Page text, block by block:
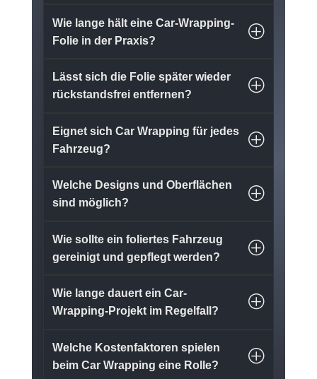
Wie lange hält eine Car-Wrapping-
Folie in der Praxis?
Lässt sich die Folie später wieder
rückstandsfrei entfernen?
Eignet sich Car Wrapping für jedes
Fahrzeug?
Welche Designs und Oberflächen
sind möglich?
Wie sollte ein foliertes Fahrzeug
gereinigt und gepflegt werden?
Wie lange dauert ein Car-
Wrapping-Projekt im Regelfall?
Welche Kostenfaktoren spielen
beim Car Wrapping eine Rolle?